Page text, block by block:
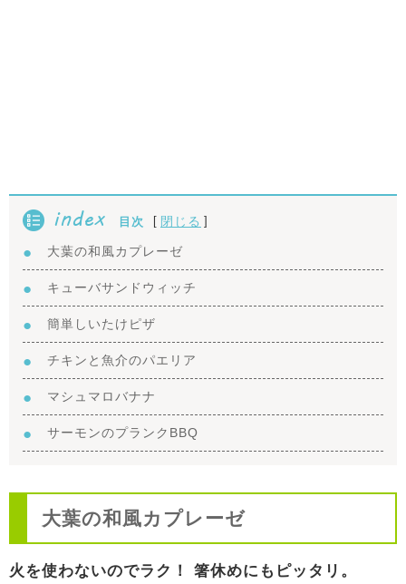
index 目次 [ 閉じる ]
大葉の和風カプレーゼ
キューバサンドウィッチ
簡単しいたけピザ
チキンと魚介のパエリア
マシュマロバナナ
サーモンのプランクBBQ
大葉の和風カプレーゼ
火を使わないのでラク！ 箸休めにもピッタリ。